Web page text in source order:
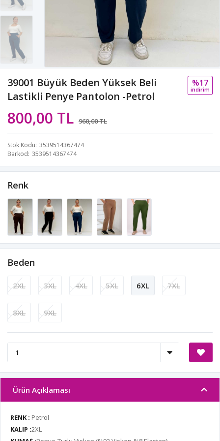
39001 Büyük Beden Yüksek Beli
Lastikli Penye Pantolon -Petrol
800,00 TL 960,00 TL
%17
i̇ndi̇ri̇m
Stok Kodu 3539514367474
Barkod 3539514367474
Renk
Beden
2XL 3XL 4XL 5XL 6XL 7XL
8XL 9XL
Ürün Açıklaması
RENK : Petrol
KALIP :2XL